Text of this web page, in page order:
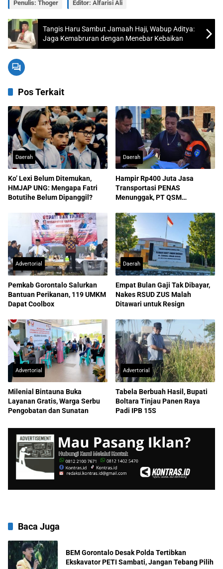
Penulis: Thoger Editor: Alfarisi Ali
Tangis Haru Sambut Jamaah Haji, Wabup Aditya:
Jaga Kemabruran dengan Menebar Kebaikan
Pos Terkait
Daerah
Ko’ Lexi Belum Ditemukan,
HMJAP UNG: Mengapa Fatri
Botutihe Belum Dipanggil?
Daerah
Hampir Rp400 Juta Jasa
Transportasi PENAS
Menunggak, PT QSM
Advertorial
Pemkab Gorontalo Salurkan
Bantuan Perikanan, 119 UMKM
Dapat Coolbox
Daerah
Empat Bulan Gaji Tak Dibayar,
Nakes RSUD ZUS Malah
Ditawari untuk Resign
Advertorial
Milenial Bintauna Buka
Layanan Gratis, Warga Serbu
Pengobatan dan Sunatan
Advertorial
Tabela Berbuah Hasil, Bupati
Boltara Tinjau Panen Raya
Padi IPB 15S
Baca Juga
BEM Gorontalo Desak Polda Tertibkan
Ekskavator PETI Sambati, Jangan Tebang Pilih